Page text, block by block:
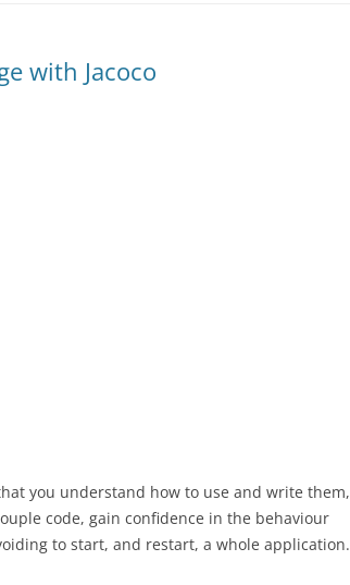
with Jacoco
you understand how to use and write them,
code, gain confidence in the behaviour
to start, and restart, a whole application.